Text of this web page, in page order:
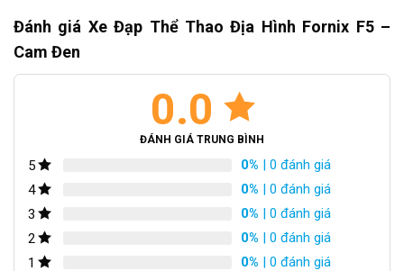
Giới thiệu sản phẩm
*MÔ TẢ CHI TIẾT
Phuộc trước:làm bằng chất liệu hợp kim nhôm cao cấp có
Đánh giá Xe Đạp Thể Thao Địa Hình Fornix F5 –
Cam Đen
0.0
ĐÁNH GIÁ TRUNG BÌNH
5 0% | 0 đánh giá
4
0% | 0 đánh giá
3
0% | 0 đánh giá
2
0% | 0 đánh giá
1
0% | 0 đánh giá